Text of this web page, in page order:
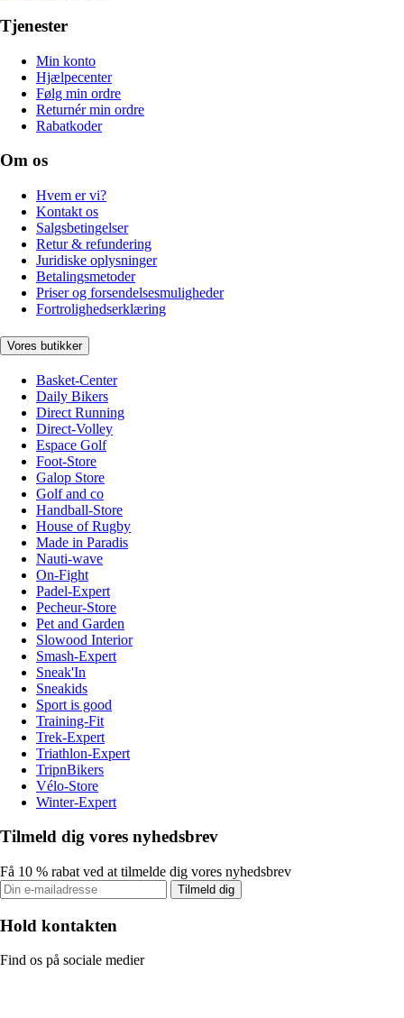
Tjenester
Min konto
Hjælpecenter
Følg min ordre
Returnér min ordre
Rabatkoder
Om os
Hvem er vi?
Kontakt os
Salgsbetingelser
Retur & refundering
Juridiske oplysninger
Betalingsmetoder
Priser og forsendelsesmuligheder
Fortrolighedserklæring
Vores butikker
Basket-Center
Daily Bikers
Direct Running
Direct-Volley
Espace Golf
Foot-Store
Galop Store
Golf and co
Handball-Store
House of Rugby
Made in Paradis
Nauti-wave
On-Fight
Padel-Expert
Pecheur-Store
Pet and Garden
Slowood Interior
Smash-Expert
Sneak'In
Sneakids
Sport is good
Training-Fit
Trek-Expert
Triathlon-Expert
TripnBikers
Vélo-Store
Winter-Expert
Tilmeld dig vores nyhedsbrev
Få 10 % rabat ved at tilmelde dig vores nyhedsbrev
Tilmeld dig
Hold kontakten
Find os på sociale medier